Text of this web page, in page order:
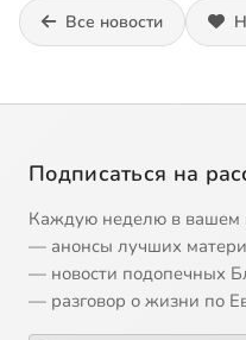
Все новости
Подписаться на
Каждую неделю в вашем
— анонсы лучших
— новости подопечных
— разговор о жизни по